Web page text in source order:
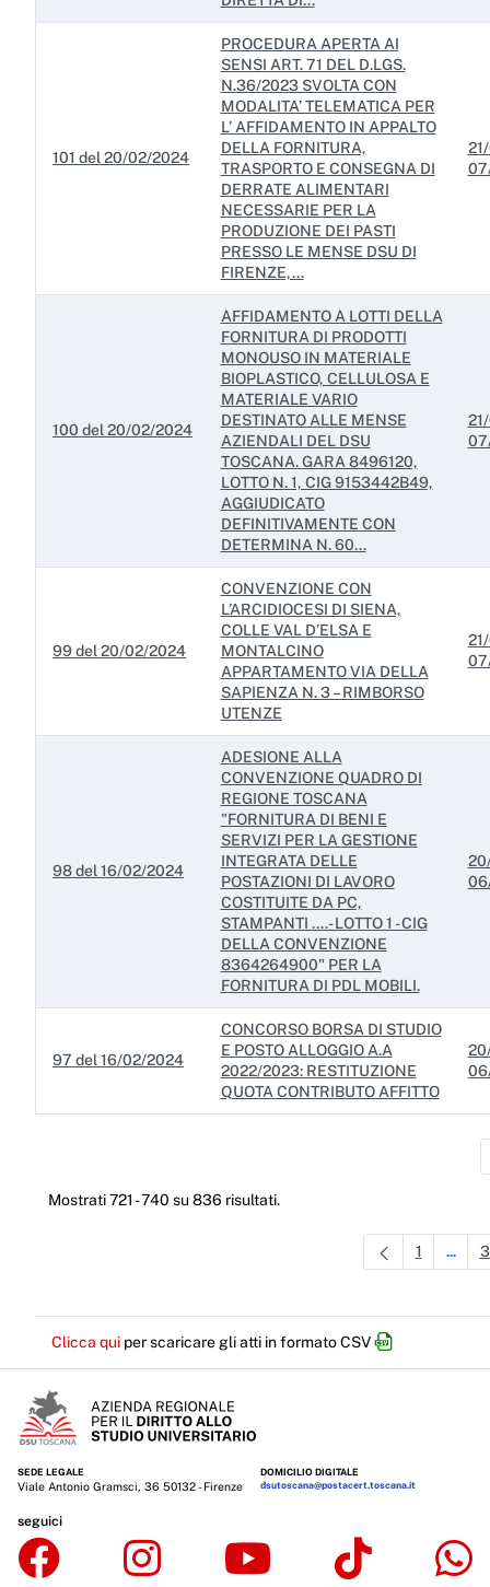
101 del 20/02/2024
PROCEDURA APERTA AI
SENSI ART. 71 DEL D.LGS.
N.36/2023 SVOLTA CON
MODALITA’ TELEMATICA PER
L’ AFFIDAMENTO IN APPALTO
DELLA FORNITURA,
TRASPORTO E CONSEGNA DI
DERRATE ALIMENTARI
NECESSARIE PER LA
PRODUZIONE DEI PASTI
PRESSO LE MENSE DSU DI
FIRENZE,...
100 del 20/02/2024
AFFIDAMENTO A LOTTI DELLA
FORNITURA DI PRODOTTI
MONOUSO IN MATERIALE
BIOPLASTICO, CELLULOSA E
MATERIALE VARIO
DESTINATO ALLE MENSE
AZIENDALI DEL DSU
TOSCANA. GARA 8496120,
LOTTO N. 1, CIG 9153442B49,
AGGIUDICATO
DEFINITIVAMENTE CON
DETERMINA N. 60...
99 del 20/02/2024
CONVENZIONE CON
L’ARCIDIOCESI DI SIENA,
COLLE VAL D’ELSA E
MONTALCINO
APPARTAMENTO VIA DELLA
SAPIENZA N. 3 – RIMBORSO
UTENZE
98 del 16/02/2024
ADESIONE ALLA
CONVENZIONE QUADRO DI
REGIONE TOSCANA
"FORNITURA DI BENI E
SERVIZI PER LA GESTIONE
INTEGRATA DELLE
POSTAZIONI DI LAVORO
COSTITUITE DA PC,
STAMPANTI ....- LOTTO 1 - CIG
DELLA CONVENZIONE
8364264900" PER LA
FORNITURA DI PDL MOBILI.
97 del 16/02/2024
CONCORSO BORSA DI STUDIO
E POSTO ALLOGGIO A.A
2022/2023: RESTITUZIONE
QUOTA CONTRIBUTO AFFITTO
Mostrati 721 - 740 su 836 risultati.
Pagina
1 ...
Clicca qui per scaricare gli atti in formato CSV
SEDE LEGALE
Viale Antonio Gramsci, 36 50132 - Firenze
DOMICILIO DIGITALE
dsutoscana@postacert.toscana.it
seguici